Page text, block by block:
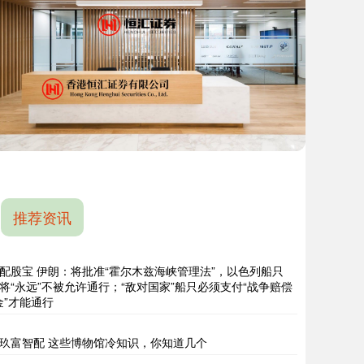
推荐资讯
配股宝 伊朗：将批准“霍尔木兹海峡管理法”，以色列船只
将“永远”不被允许通行；“敌对国家”船只必须支付“战争赔偿
”才能通行
玖富智配 这些博物馆冷知识，你知道几个